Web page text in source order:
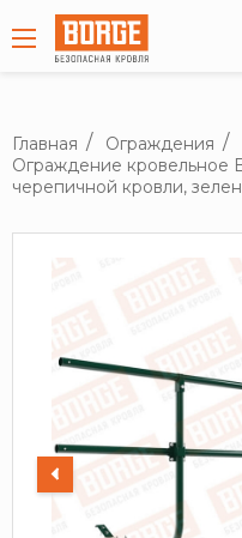
Главная Ограждения
Ограждение кровельное
черепичной кровли,